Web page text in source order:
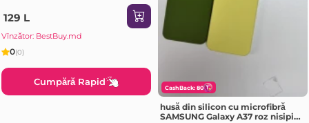
129 L
Vînzător: BestBuy.md
0(0)
Cumpără Rapid
CashBack: 80
husă din silicon cu microfibră
SAMSUNG Galaxy A37 roz nisipiu